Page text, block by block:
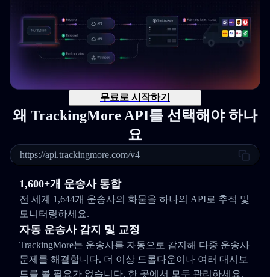
무료로 시작하기
왜 TrackingMore API를 선택해야 하나
요
https://api.trackingmore.com/v4
1,600+개 운송사 통합
전 세계 1,644개 운송사의 화물을 하나의 API로 추적 및
모니터링하세요.
자동 운송사 감지 및 교정
TrackingMore는 운송사를 자동으로 감지해 다중 운송사
문제를 해결합니다. 더 이상 드롭다운이나 여러 대시보
드를 볼 필요가 없습니다. 한 곳에서 모두 관리하세요.